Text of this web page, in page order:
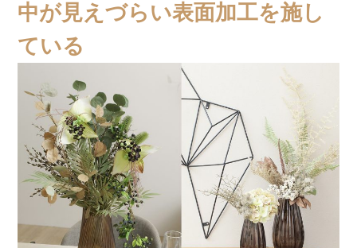
中が見えづらい表面加工を施し
ている